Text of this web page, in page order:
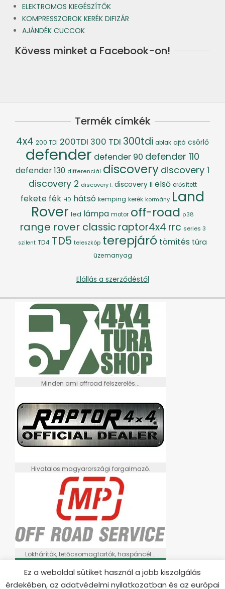
ELEKTROMOS KIEGÉSZÍTŐK
KOMPRESSZOROK KERÉK DIFIZÁR
AJÁNDÉK CUCCOK
Kövess minket a Facebook-on!
Termék címkék
4x4 200 TDI 200TDI 300 TDI 300tdi ablak ajtó csörlő
defender defender 90 defender 110
defender 130 differenciál discovery discovery 1
discovery 2 discovery I. discovery II első erősített
fekete fék HD hátsó kemping kerék kormány Land
Rover led lámpa motor off-road p38
range rover classic raptor4x4 rrc series 3
szilent TD4 TD5 teleszkóp terepjáró tömítés túra
üzemanyag
Elállás a szerződéstől
Minden ami offroad felszerelés...
Hivatalos magyarországi forgalmazó.
Lökhárítók, tetőcsomagtartók, haspáncél...
Ez a weboldal sütiket használ a jobb kiszolgálás
érdekében, az adatvédelmi nyilatkozatban és az európai